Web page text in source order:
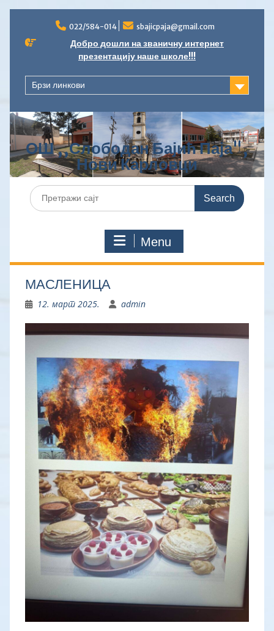
content
022/584-014 sbajicpaja@gmail.com
Добро дошли на званичну интернет
презентацију наше школе!!!
Брзи линкови
ОШ ,,Слободан Бајић Паја",
Нови Карловци
Search
for:
Menu
МАСЛЕНИЦА
12. март 2025. admin